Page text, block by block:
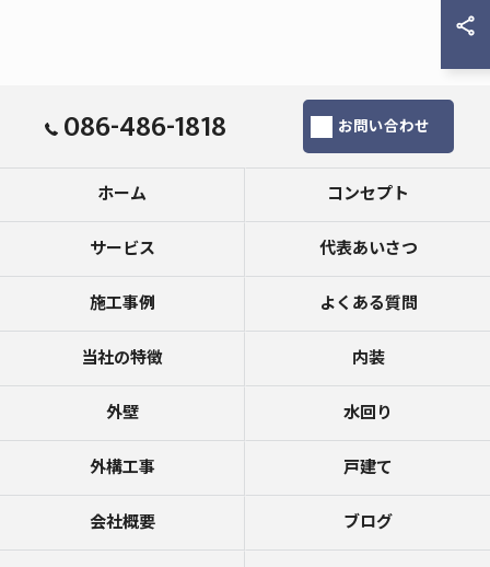
086-486-1818 お問い合わせ
ホーム
コンセプト
サービス
代表あいさつ
施工事例
よくある質問
当社の特徴
内装
外壁
水回り
外構工事
戸建て
会社概要
ブログ